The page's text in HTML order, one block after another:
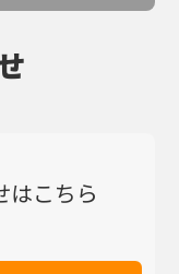
はこちら